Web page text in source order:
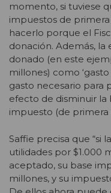
momento, si tuviese
impuestos de
hacerlo porque el
donación. Además,
donado (en este
millones) como
gasto necesario para
efecto de disminuir la
impuesto (de
Saffie precisa que “si
utilidades por $1.000
aceptado, su base
millones, y su